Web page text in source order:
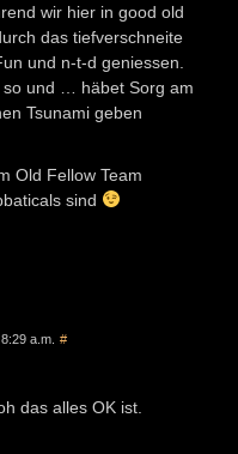
wir hier in good old
das tiefverschneite
und n-t-d geniessen.
und … häbet Sorg am
Tsunami geben
Old Fellow Team
sind
a.m. #
das alles OK ist.